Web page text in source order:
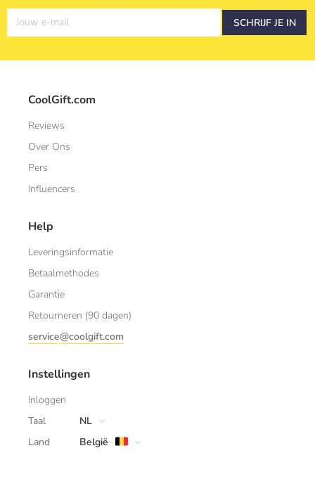
Jouw e-mail SCHRIJF JE IN
CoolGift.com
Reviews
Over Ons
Pers
Influencers
Help
Leveringsinformatie
Betaalmethodes
Garantie
Retourneren (90 dagen)
service@coolgift.com
Instellingen
Inloggen
Taal
NL
Land
België